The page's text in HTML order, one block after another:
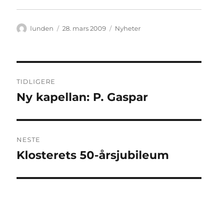
Forfatter
lunden Publisert
28. mars 2009 Kategorier
Nyheter
TIDLIGERE
Forrige
Ny kapellan: P. Gaspar
NESTE
Neste
Klosterets 50-årsjubileum